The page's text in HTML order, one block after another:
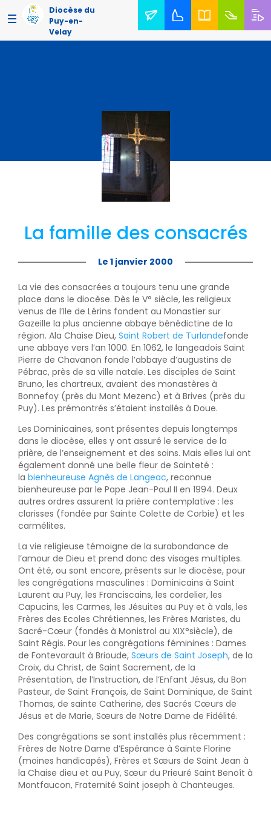
Diocèse du
Puy-en-
Velay
La famille des consacrés
Le 1 janvier 2000
La vie des consacrées a toujours tenu une grande
place dans le diocèse. Dès le V° siècle, les religieux
venus de l’Ile de Lérins fondent au Monastier sur
Gazeille la plus ancienne abbaye bénédictine de la
région. Ala Chaise Dieu, Saint Robert de Turlandefonde
une abbaye vers l’an 1000. En 1062, le langeadois Saint
Pierre de Chavanon fonde l’abbaye d’augustins de
Pébrac, près de sa ville natale. Les disciples de Saint
Bruno, les chartreux, avaient des monastères à
Bonnefoy (près du Mont Mezenc) et à Brives (près du
Puy). Les prémontrés s’étaient installés à Doue.
Les Dominicaines, sont présentes depuis longtemps
dans le diocèse, elles y ont assuré le service de la
prière, de l’enseignement et des soins. Mais elles lui ont
également donné une belle fleur de Sainteté :
la bienheureuse Agnès de Langeac, reconnue
bienheureuse par le Pape Jean-Paul II en 1994. Deux
autres ordres assurent la prière contemplative : les
clarisses (fondée par Sainte Colette de Corbie) et les
carmélites.
La vie religieuse témoigne de la surabondance de
l’amour de Dieu et prend donc des visages multiples.
Ont été, ou sont encore, présents sur le diocèse, pour
les congrégations masculines : Dominicains à Saint
Laurent au Puy, les Franciscains, les cordelier, les
Capucins, les Carmes, les Jésuites au Puy et à vals, les
Frères des Ecoles Chrétiennes, les Frères Maristes, du
Sacré-Cœur (fondés à Monistrol au XIX°siècle), de
Saint Régis. Pour les congrégations féminines : Dames
de Fontevarault à Brioude, Sœurs de Saint Joseph, de la
Croix, du Christ, de Saint Sacrement, de la
Présentation, de l’Instruction, de l’Enfant Jésus, du Bon
Pasteur, de Saint François, de Saint Dominique, de Saint
Thomas, de sainte Catherine, des Sacrés Cœurs de
Jésus et de Marie, Sœurs de Notre Dame de Fidélité.
Des congrégations se sont installés plus récemment :
Frères de Notre Dame d’Espérance à Sainte Florine
(moines handicapés), Frères et Sœurs de Saint Jean à
la Chaise dieu et au Puy, Sœur du Prieuré Saint Benoît à
Montfaucon, Fraternité Saint joseph à Chanteuges.